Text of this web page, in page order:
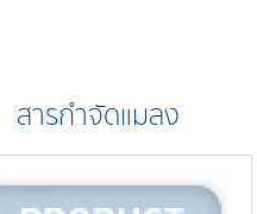
สารกำจัดแมลง